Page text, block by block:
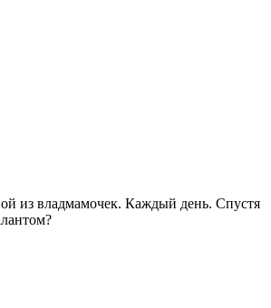
из владмамочек. Каждый день. Спустя